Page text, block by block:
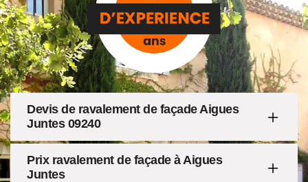
Devis de ravalement de façade Aigues
Juntes 09240
Prix ravalement de façade à Aigues
Juntes